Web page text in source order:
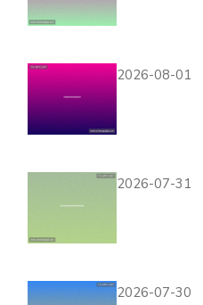
2026-08-01
2026-07-31
2026-07-30